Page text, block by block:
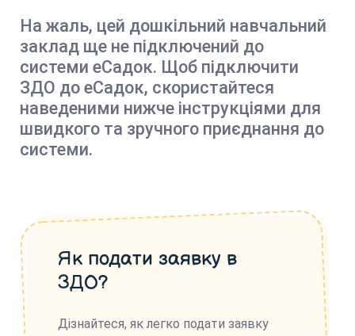
На жаль, цей дошкільний навчальний
заклад ще не підключений до
системи еСадок. Щоб підключити
ЗДО до еСадок, скористайтеся
наведеними нижче інструкціями для
швидкого та зручного приєднання до
системи.
Як подати заявку в
ЗДО?
Дізнайтеся, як легко подати заявку